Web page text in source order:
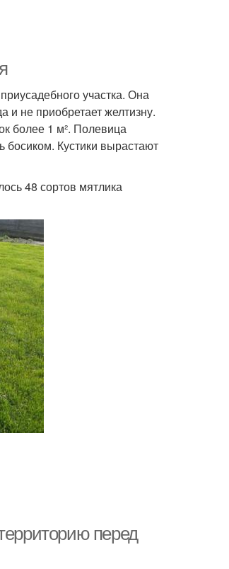
участка. Она
и не приобретает желтизну.
более 1 м². Полевица
босиком. Кустики вырастают
48 сортов мятлика
перед